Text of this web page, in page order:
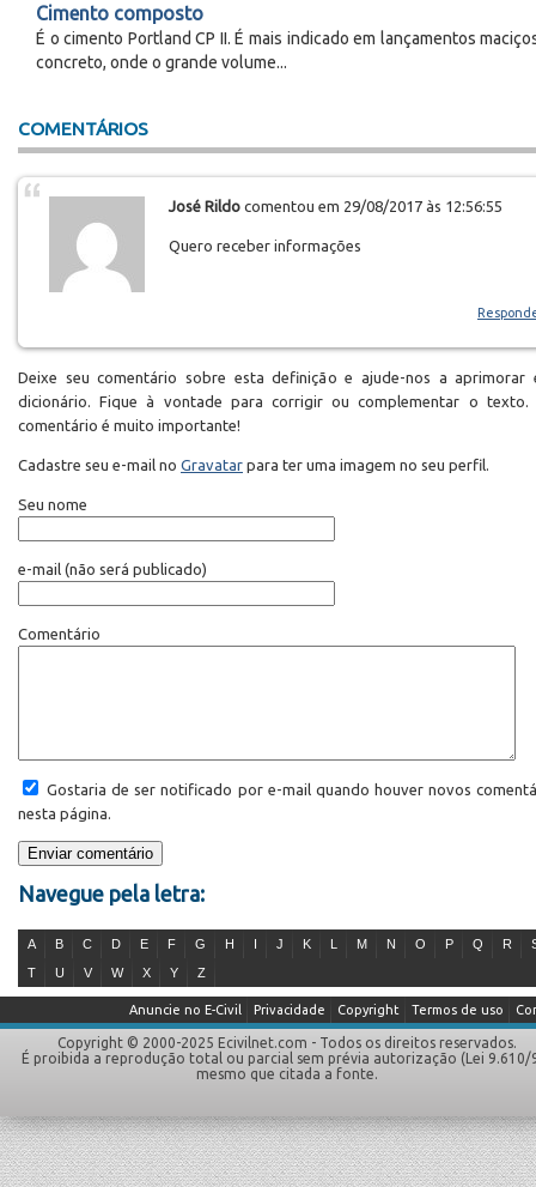
Cimento composto
É o cimento Portland CP II. É mais indicado em lançamentos
concreto, onde o grande volume...
COMENTÁRIOS
José Rildo comentou em 29/08/2017 às 12:56:55
Quero receber informações
Deixe seu comentário sobre esta definição e ajude-nos a aprimorar
dicionário. Fique à vontade para corrigir ou complementar o texto.
comentário é muito importante!
Cadastre seu e-mail no Gravatar para ter uma imagem no seu perfil.
Seu nome
e-mail (não será publicado)
Comentário
Gostaria de ser notificado por e-mail quando houver novos
nesta página.
Navegue pela letra:
A B C D E F G H I J K L M N O P Q R
T
U V W X Y Z
Termos de uso
Copyright
Privacidade
Anuncie no E-Civil
Copyright © 2000-2025 Ecivilnet.com - Todos os direitos reservados.
É proibida a reprodução total ou parcial sem prévia autorização (Lei 9.610/
mesmo que citada a fonte.